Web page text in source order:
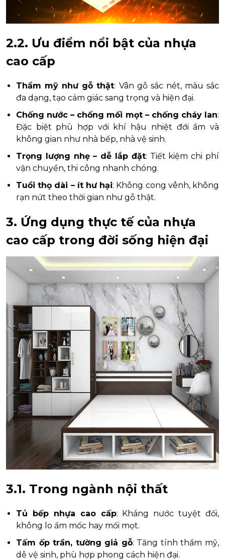
2.2. Ưu điểm nổi bật của nhựa
cao cấp
Thẩm mỹ như gỗ thật: Vân gỗ sắc nét, màu sắc
đa dạng, tạo cảm giác sang trọng và hiện đại.
Chống nước – chống mối mọt – chống cháy lan:
Đặc biệt phù hợp với khí hậu nhiệt đới ẩm và
không gian như nhà bếp, nhà vệ sinh.
Trọng lượng nhẹ – dễ lắp đặt: Tiết kiệm chi phí
vận chuyển, thi công nhanh chóng.
Tuổi thọ dài – ít hư hại: Không cong vênh, không
rạn nứt theo thời gian như gỗ thật.
3. Ứng dụng thực tế của nhựa
cao cấp trong đời sống hiện đại
3.1. Trong ngành nội thất
Tủ bếp nhựa cao cấp: Kháng nước tuyệt đối,
không lo ẩm mốc hay mối mọt.
Tấm ốp trần, tường giả gỗ: Tăng tính thẩm mỹ,
dễ vệ sinh, phù hợp phong cách hiện đại.